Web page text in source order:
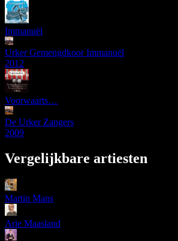
Immanuël
Urker Gemengdkoor Immanuël
2012
Voorwaarts…
De Urker Zangers
2009
Vergelijkbare artiesten
Martin Mans
Arie Maasland